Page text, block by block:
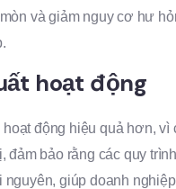
và giảm nguy cơ hư
hoạt động
động hiệu quả hơn, vì
đảm bảo rằng các quy
giúp doanh